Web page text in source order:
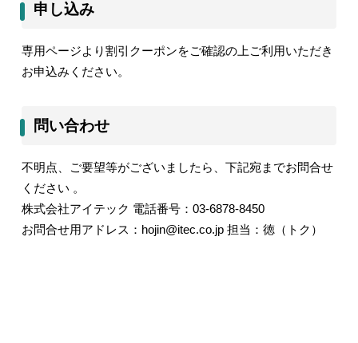
申し込み
専用ページより割引クーポンをご確認の上ご利用いただき
お申込みください。
問い合わせ
不明点、ご要望等がございましたら、下記宛までお問合せ
ください 。
株式会社アイテック 電話番号：03-6878-8450
お問合せ用アドレス：hojin@itec.co.jp 担当：徳（トク）